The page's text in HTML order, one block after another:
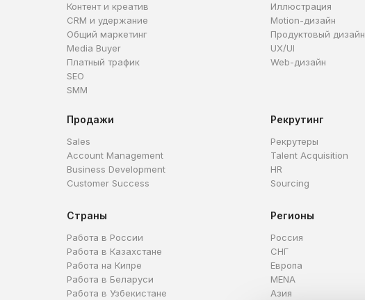
Контент и креатив
CRM и удержание
Общий маркетинг
Media Buyer
Платный трафик
SEO
SMM
Иллюстрация
Motion-дизайн
Продуктовый дизайн
UX/UI
Web-дизайн
Продажи
Sales
Account Management
Business Development
Customer Success
Рекрутинг
Рекрутеры
Talent Acquisition
HR
Sourcing
Страны
Работа в России
Работа в Казахстане
Работа на Кипре
Работа в Беларуси
Работа в Узбекистане
Регионы
Россия
СНГ
Европа
MENA
Азия